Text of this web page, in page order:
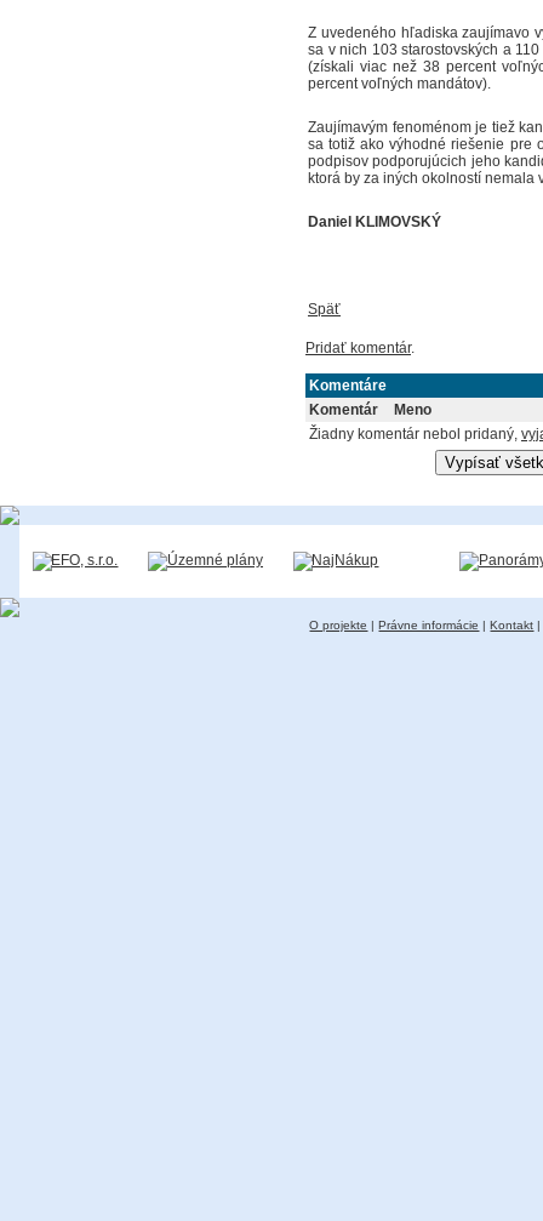
Z uvedeného hľadiska zaujímavo
sa v nich 103 starostovských a
(získali viac než 38 percent
percent voľných mandátov).
Zaujímavým fenoménom je tiež
sa totiž ako výhodné riešenie pre
podpisov podporujúcich jeho
ktorá by za iných okolností
Daniel KLIMOVSKÝ
Späť
Pridať komentár.
Komentáre
Komentár
Meno
Žiadny komentár nebol pridaný,
O projekte |Právne informácie |Kontakt